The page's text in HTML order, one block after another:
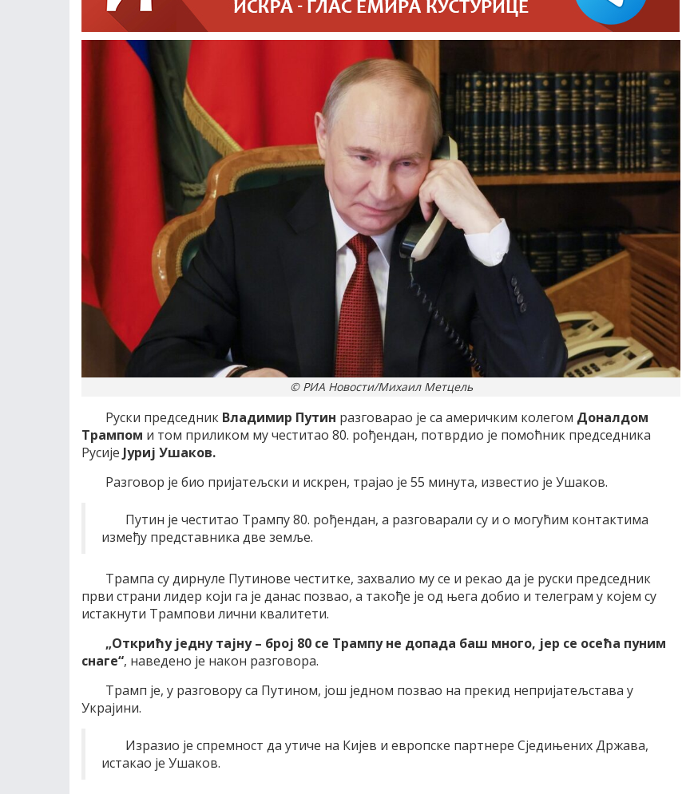
© РИА Новости/Михаил Метцель
Руски председник Владимир Путин разговарао је са америчким колегом Доналдом
Трампом и том приликом му честитао 80. рођендан, потврдио је помоћник председника
Русије Јуриј Ушаков.
Разговор је био пријатељски и искрен, трајао је 55 минута, известио је Ушаков.
Путин је честитао Трампу 80. рођендан, а разговарали су и о могућим контактима
између представника две земље.
Трампа су дирнуле Путинове честитке, захвалио му се и рекао да је руски председник
први страни лидер који га је данас позвао, а такође је од њега добио и телеграм у којем су
истакнути Трампови лични квалитети.
„Открићу једну тајну – број 80 се Трампу не допада баш много, јер се осећа пуним
снаге“, наведено је након разговора.
Трамп је, у разговору са Путином, још једном позвао на прекид непријатељстава у
Украјини.
Изразио је спремност да утиче на Кијев и европске партнере Сједињених Држава,
истакао је Ушаков.